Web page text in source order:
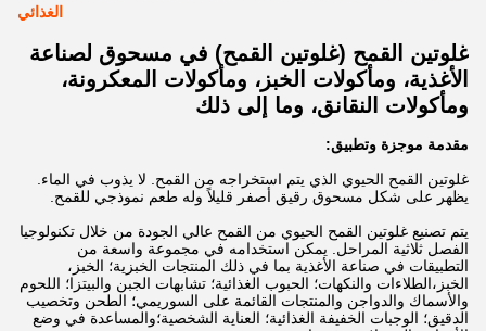
الغذائي
غلوتين القمح (غلوتين القمح) في مسحوق لصناعة
الأغذية، ومأكولات الخبز، ومأكولات المعكرونة،
ومأكولات النقانق، وما إلى ذلك
مقدمة موجزة وتطبيق:
غلوتين القمح الحيوي الذي يتم استخراجه من القمح. لا يذوب في الماء.
يظهر على شكل مسحوق رقيق أصفر قليلاً وله طعم نموذجي للقمح.
يتم تصنيع غلوتين القمح الحيوي من القمح عالي الجودة من خلال تكنولوجيا
الفصل ثلاثية المراحل. يمكن استخدامه في مجموعة واسعة من
التطبيقات في صناعة الأغذية بما في ذلك المنتجات الخبزية؛ الخبز،
الخبز،الطلاءات والنكهات؛ الحبوب الغذائية؛ تشابهات الجبن والبيتزا؛ اللحوم
والأسماك والدواجن والمنتجات القائمة على السوريمي؛ الطحن وتخصيب
الدقيق؛ الوجبات الخفيفة الغذائية؛ العناية الشخصية؛والمساعدة في وضع